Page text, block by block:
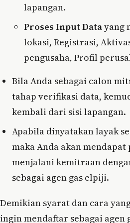
lapangan.
Proses Input Datayang
lokasi, Registrasi,
pengusaha, Profil
Bila Anda sebagai calon
tahap verifikasi data,
kembali dari sisi lapangan.
Apabila dinyatakan layak
maka Anda akan
menjalani kemitraan
sebagai agen gas elpiji.
Demikian syarat dan cara
ingin mendaftar sebagai agen